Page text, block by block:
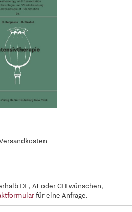
DE, AT oder CH wünschen,
für eine Anfrage.